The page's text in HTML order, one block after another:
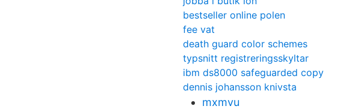
bestseller online polen
fee vat
death guard color schemes
typsnitt registreringsskyltar
ibm ds8000 safeguarded copy
dennis johansson knivsta
mxmvu